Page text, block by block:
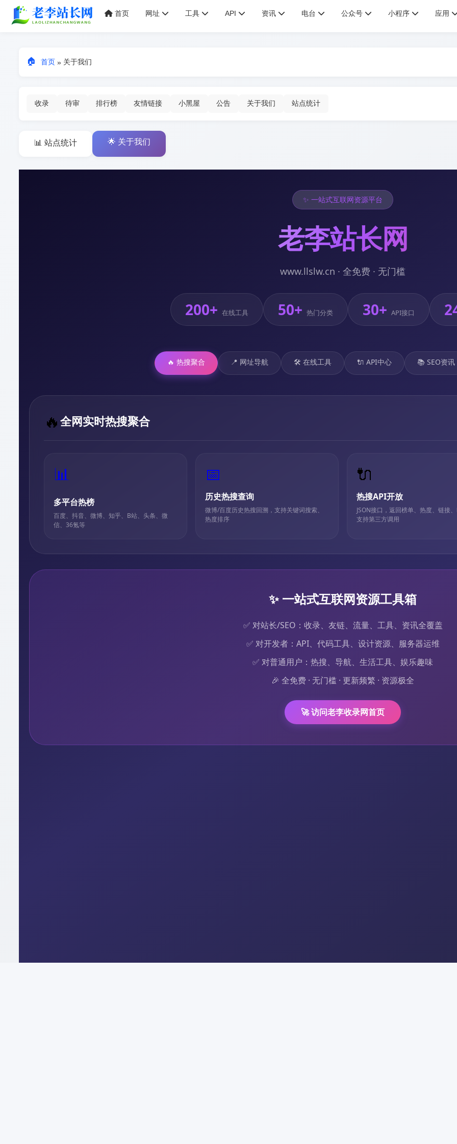
首页 网址 工具 API 资讯 电台 公众号 小程序 应用
🏠 首页 » 关于我们
收录 待审 排行榜 友情链接 小黑屋 公告 关于我们 站点统计
📊 站点统计 🌟 关于我们
✨ 一站式互联网资源平台
老李站长网
www.llslw.cn · 全免费 · 无门槛
200+ 在线工具 50+ 热门分类 30+ API接口
🔥 热搜聚合 📍 网址导航 🛠️ 在线工具 🔌 API中心 📚 SEO资讯
🔥 全网实时热搜聚合
📊
多平台热榜
百度、抖音、微博、知乎、B站、头条、微
信、36氪等
📅
历史热搜查询
微博/百度历史热搜回溯，支持关键词搜索、
热度排序
🔌
热搜API开放
JSON接口，返回榜单、热度、链接
支持第三方调用
✨ 一站式互联网资源工具箱
✅ 对站长/SEO：收录、友链、流量、工具、资讯全覆盖
✅ 对开发者：API、代码工具、设计资源、服务器运维
✅ 对普通用户：热搜、导航、生活工具、娱乐趣味
🎉 全免费 · 无门槛 · 更新频繁 · 资源极全
🚀 访问老李收录网首页